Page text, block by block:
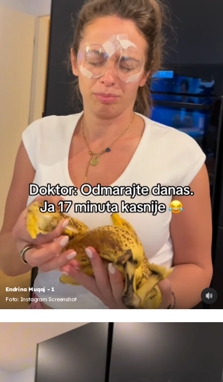
Endrina Muqaj - 1
Foto: Instagram Screenshot